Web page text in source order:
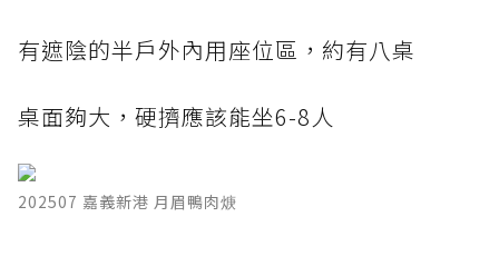
有遮陰的半戶外內用座位區，約有八桌
桌面夠大，硬擠應該能坐6-8人
202507 嘉義新港 月眉鴨肉焿